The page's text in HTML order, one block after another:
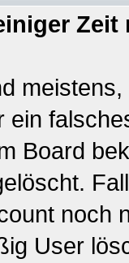
ein
Board
noch
User